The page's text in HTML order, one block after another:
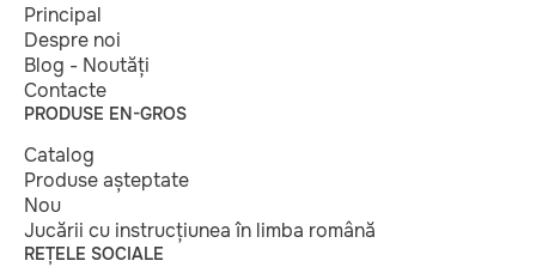
Principal
Despre noi
Blog - Noutăți
Contacte
PRODUSE EN-GROS
Catalog
Produse așteptate
Nou
Jucării cu instrucțiunea în limba română
REȚELE SOCIALE